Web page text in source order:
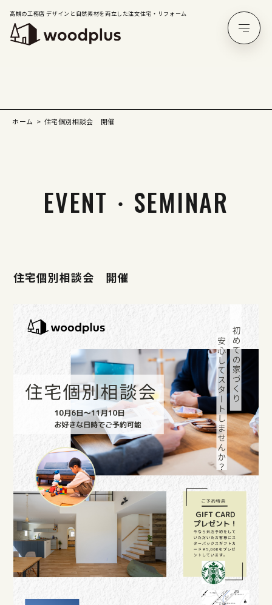
高槻の工務店 デザインと自然素材を両立した注文住宅・リフォーム
ホーム 住宅個別相談会 開催
EVENT・SEMINAR
住宅個別相談会 開催